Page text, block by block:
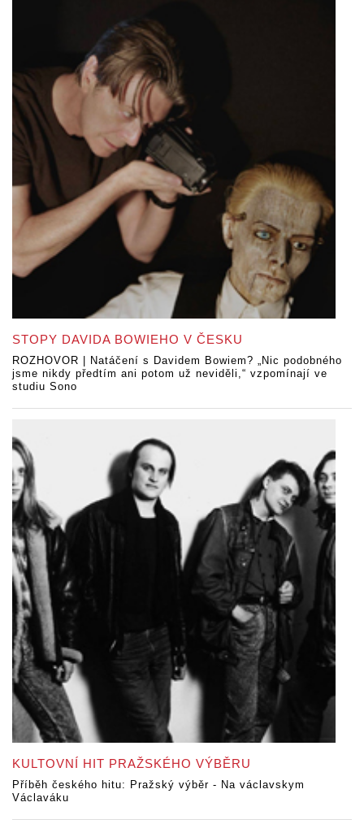
STOPY DAVIDA BOWIEHO V ČESKU
ROZHOVOR | Natáčení s Davidem Bowiem? „Nic podobného
jsme nikdy předtím ani potom už neviděli,“ vzpomínají ve
studiu Sono
KULTOVNÍ HIT PRAŽSKÉHO VÝBĚRU
Příběh českého hitu: Pražský výběr - Na václavskym
Václaváku